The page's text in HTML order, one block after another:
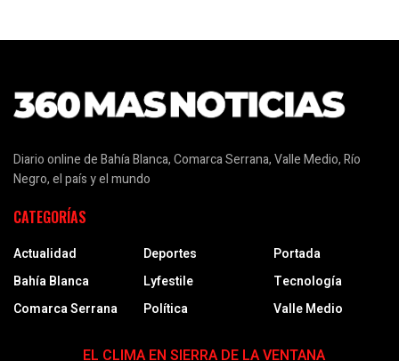
Diario online de Bahía Blanca, Comarca Serrana, Valle Medio, Río
Negro, el país y el mundo
CATEGORÍAS
Actualidad
Bahía Blanca
Comarca Serrana
Deportes
Lyfestile
Política
Portada
Tecnología
Valle Medio
EL CLIMA EN SIERRA DE LA VENTANA